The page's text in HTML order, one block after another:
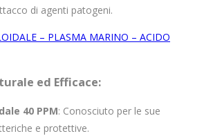
di agenti patogeni.
– PLASMA MARINO – ACIDO
ed Efficace:
40 PPM: Conosciuto per le sue
e protettive.